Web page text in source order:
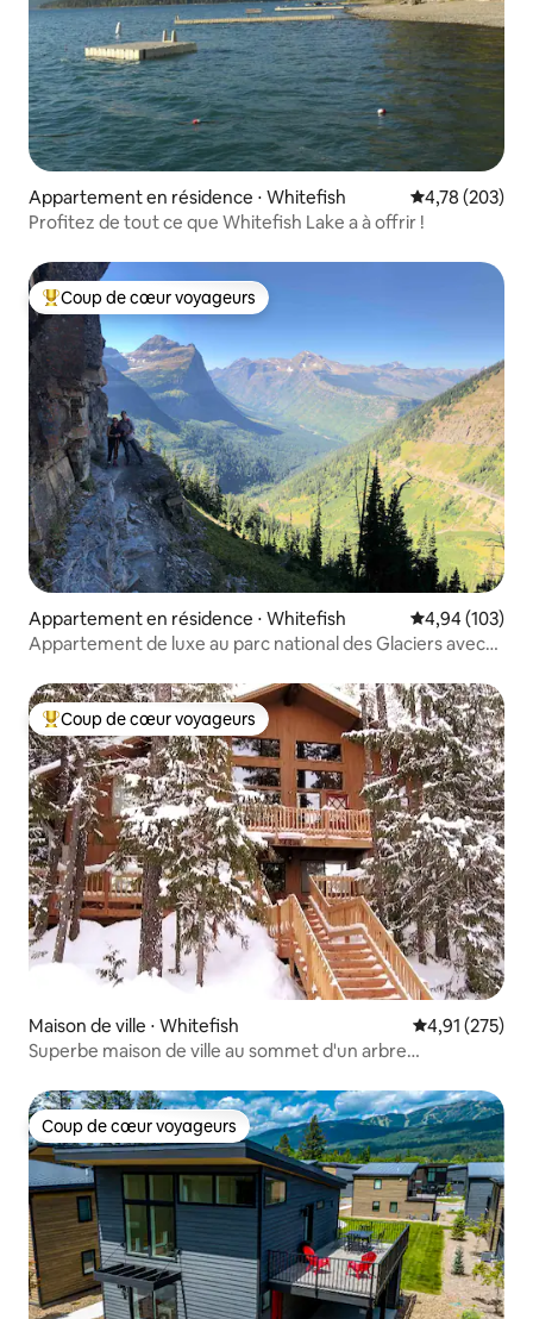
Appartement en résidence ⋅ Whitefish Évaluation
4,78 (203)
Profitez de tout ce que Whitefish Lake a à offrir !
Coups de cœur voyageurs les plus appréciés
Coup de cœur voyageurs
Appartement en résidence ⋅ Whitefish Évaluation
4,94 (103)
Appartement de luxe au parc national des Glaciers avec
Coups de cœur voyageurs les plus appréciés
Coup de cœur voyageurs
Maison de ville ⋅ Whitefish Évaluation
4,91 (275)
Superbe maison de ville au sommet d'un arbre
Coup de cœur voyageurs
Coup de cœur voyageurs